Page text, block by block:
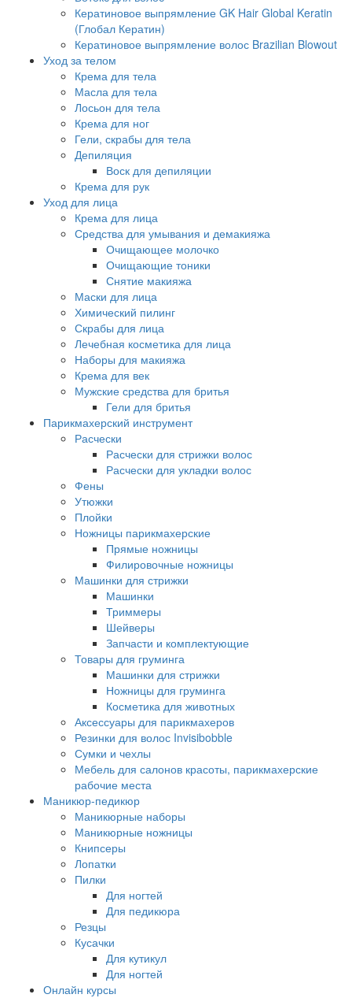
Кератиновое выпрямление GK Hair Global Keratin
(Глобал Кератин)
Кератиновое выпрямление волос Brazilian Blowout
Уход за телом
Крема для тела
Масла для тела
Лосьон для тела
Крема для ног
Гели, скрабы для тела
Депиляция
Воск для депиляции
Крема для рук
Уход для лица
Крема для лица
Средства для умывания и демакияжа
Очищающее молочко
Очищающие тоники
Снятие макияжа
Маски для лица
Химический пилинг
Скрабы для лица
Лечебная косметика для лица
Наборы для макияжа
Крема для век
Мужские средства для бритья
Гели для бритья
Парикмахерский инструмент
Расчески
Расчески для стрижки волос
Расчески для укладки волос
Фены
Утюжки
Плойки
Ножницы парикмахерские
Прямые ножницы
Филировочные ножницы
Машинки для стрижки
Машинки
Триммеры
Шейверы
Запчасти и комплектующие
Товары для груминга
Машинки для стрижки
Ножницы для груминга
Косметика для животных
Аксессуары для парикмахеров
Резинки для волос Invisibobble
Сумки и чехлы
Мебель для салонов красоты, парикмахерские
рабочие места
Маникюр-педикюр
Маникюрные наборы
Маникюрные ножницы
Книпсеры
Лопатки
Пилки
Для ногтей
Для педикюра
Резцы
Кусачки
Для кутикул
Для ногтей
Онлайн курсы